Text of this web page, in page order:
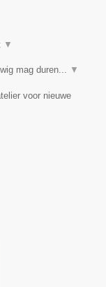
▼
mag duren... ▼
voor nieuwe